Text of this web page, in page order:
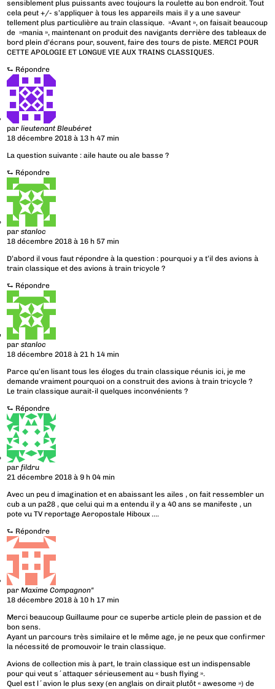
sensiblement plus puissants avec toujours la roulette au bon endroit. Tout
cela peut +/- s’appliquer à tous les appareils mais il y a une saveur
tellement plus particulière au train classique. »Avant », on faisait beaucoup
de »mania », maintenant on produit des navigants derrière des tableaux de
bord plein d’écrans pour, souvent, faire des tours de piste. MERCI POUR
CETTE APOLOGIE ET LONGUE VIE AUX TRAINS CLASSIQUES.
⮑ Répondre
parlieutenant Bleubéret
18 décembre 2018 à 13 h 47 min
La question suivante : aile haute ou ale basse ?
⮑ Répondre
parstanloc
18 décembre 2018 à 16 h 57 min
D’abord il vous faut répondre à la question : pourquoi y a t’il des avions à
train classique et des avions à train tricycle ?
⮑ Répondre
parstanloc
18 décembre 2018 à 21 h 14 min
Parce qu’en lisant tous les éloges du train classique réunis ici, je me
demande vraiment pourquoi on a construit des avions à train tricycle ?
Le train classique aurait-il quelques inconvénients ?
⮑ Répondre
parfildru
21 décembre 2018 à 9 h 04 min
Avec un peu d imagination et en abaissant les ailes , on fait ressembler un
cub a un pa28 , que celui qui m a entendu il y a 40 ans se manifeste , un
pote vu TV reportage Aeropostale Hiboux ….
⮑ Répondre
parMaxime Compagnon"
18 décembre 2018 à 10 h 17 min
Merci beaucoup Guillaume pour ce superbe article plein de passion et de
bon sens.
Ayant un parcours très similaire et le même age, je ne peux que confirmer
la nécessité de promouvoir le train classique.
Avions de collection mis à part, le train classique est un indispensable
pour qui veut s´attaquer sérieusement au « bush flying ».
Quel est l´avion le plus sexy (en anglais on dirait plutôt « awesome ») de